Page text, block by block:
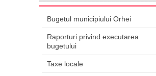
Bugetul municipiului Orhei
Raporturi privind executarea
bugetului
Taxe locale